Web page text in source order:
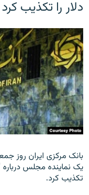
دلار را تکذیب کرد
بانک مرکزی ایران روز
تکذیب کرد.